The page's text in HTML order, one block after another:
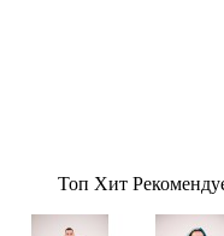
Топ Хит